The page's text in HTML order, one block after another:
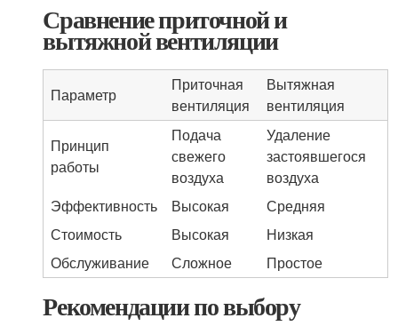
Сравнение приточной и
вытяжной вентиляции
Параметр
Приточная
вентиляция
Вытяжная
вентиляция
Принцип
работы
Подача
свежего
воздуха
Удаление
застоявшегося
воздуха
Эффективность
Высокая
Средняя
Стоимость
Высокая
Низкая
Обслуживание
Сложное Простое
Рекомендации по выбору